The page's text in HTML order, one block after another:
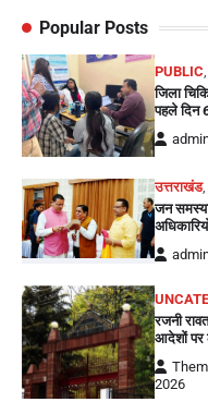
Popular Posts
PUBLIC
जिला
पहले दिन
उत्तराखंड
जन
रजनी
आदेशों पर
2026